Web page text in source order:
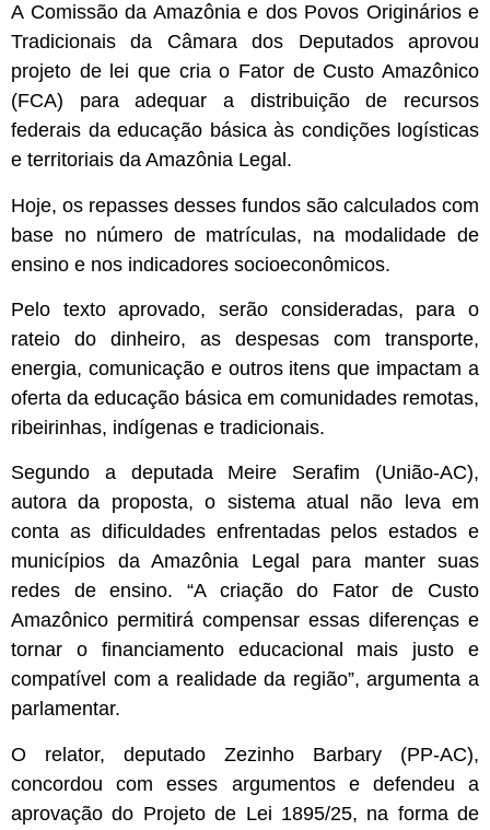
A Comissão da Amazônia e dos Povos Originários e
Tradicionais da Câmara dos Deputados aprovou
projeto de lei que cria o Fator de Custo Amazônico
(FCA) para adequar a distribuição de recursos
federais da educação básica às condições logísticas
e territoriais da Amazônia Legal.
Hoje, os repasses desses fundos são calculados com
base no número de matrículas, na modalidade de
ensino e nos indicadores socioeconômicos.
Pelo texto aprovado, serão consideradas, para o
rateio do dinheiro, as despesas com transporte,
energia, comunicação e outros itens que impactam a
oferta da educação básica em comunidades remotas,
ribeirinhas, indígenas e tradicionais.
Segundo a deputada Meire Serafim (União-AC),
autora da proposta, o sistema atual não leva em
conta as dificuldades enfrentadas pelos estados e
municípios da Amazônia Legal para manter suas
redes de ensino. “A criação do Fator de Custo
Amazônico permitirá compensar essas diferenças e
tornar o financiamento educacional mais justo e
compatível com a realidade da região”, argumenta a
parlamentar.
O relator, deputado Zezinho Barbary (PP-AC),
concordou com esses argumentos e defendeu a
aprovação do Projeto de Lei 1895/25, na forma de